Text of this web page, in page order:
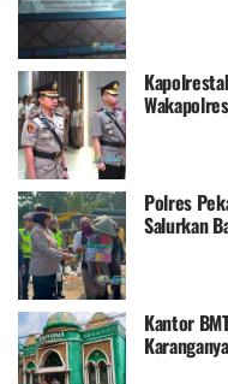
Polres
Salurkan
Kantor
Nasabah